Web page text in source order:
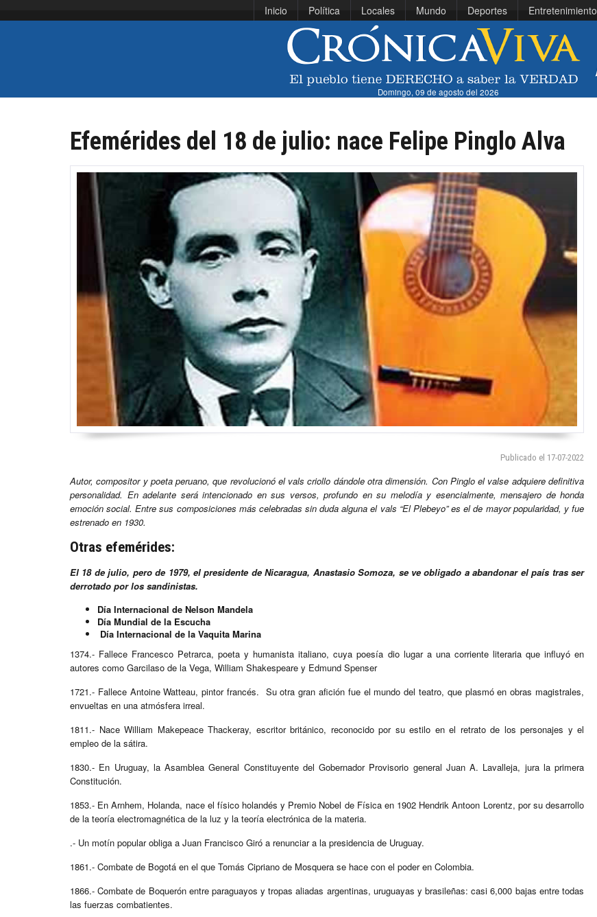
Inicio Política Locales Mundo Deportes Entretenimiento
Domingo, 09 de agosto del 2026
Efemérides del 18 de julio: nace Felipe Pinglo Alva
Publicado el 17-07-2022
Autor, compositor y poeta peruano, que revolucionó el vals criollo dándole otra dimensión. Con Pinglo el valse adquiere definitiva
personalidad. En adelante será intencionado en sus versos, profundo en su melodía y esencialmente, mensajero de honda
emoción social. Entre sus composiciones más celebradas sin duda alguna el vals “El Plebeyo” es el de mayor popularidad, y fue
estrenado en 1930.
Otras efemérides:
El 18 de julio, pero de 1979, el presidente de Nicaragua, Anastasio Somoza, se ve obligado a abandonar el país tras ser
derrotado por los sandinistas.
Día Internacional de Nelson Mandela
Día Mundial de la Escucha
Día Internacional de la Vaquita Marina
1374.- Fallece Francesco Petrarca, poeta y humanista italiano, cuya poesía dio lugar a una corriente literaria que influyó en
autores como Garcilaso de la Vega, William Shakespeare y Edmund Spenser
1721.- Fallece Antoine Watteau, pintor francés. Su otra gran afición fue el mundo del teatro, que plasmó en obras magistrales,
envueltas en una atmósfera irreal.
1811.- Nace William Makepeace Thackeray, escritor británico, reconocido por su estilo en el retrato de los personajes y el
empleo de la sátira.
1830.- En Uruguay, la Asamblea General Constituyente del Gobernador Provisorio general Juan A. Lavalleja, jura la primera
Constitución.
1853.- En Arnhem, Holanda, nace el físico holandés y Premio Nobel de Física en 1902 Hendrik Antoon Lorentz, por su desarrollo
de la teoría electromagnética de la luz y la teoría electrónica de la materia.
.- Un motín popular obliga a Juan Francisco Giró a renunciar a la presidencia de Uruguay.
1861.- Combate de Bogotá en el que Tomás Cipriano de Mosquera se hace con el poder en Colombia.
1866.- Combate de Boquerón entre paraguayos y tropas aliadas argentinas, uruguayas y brasileñas: casi 6,000 bajas entre todas
las fuerzas combatientes.